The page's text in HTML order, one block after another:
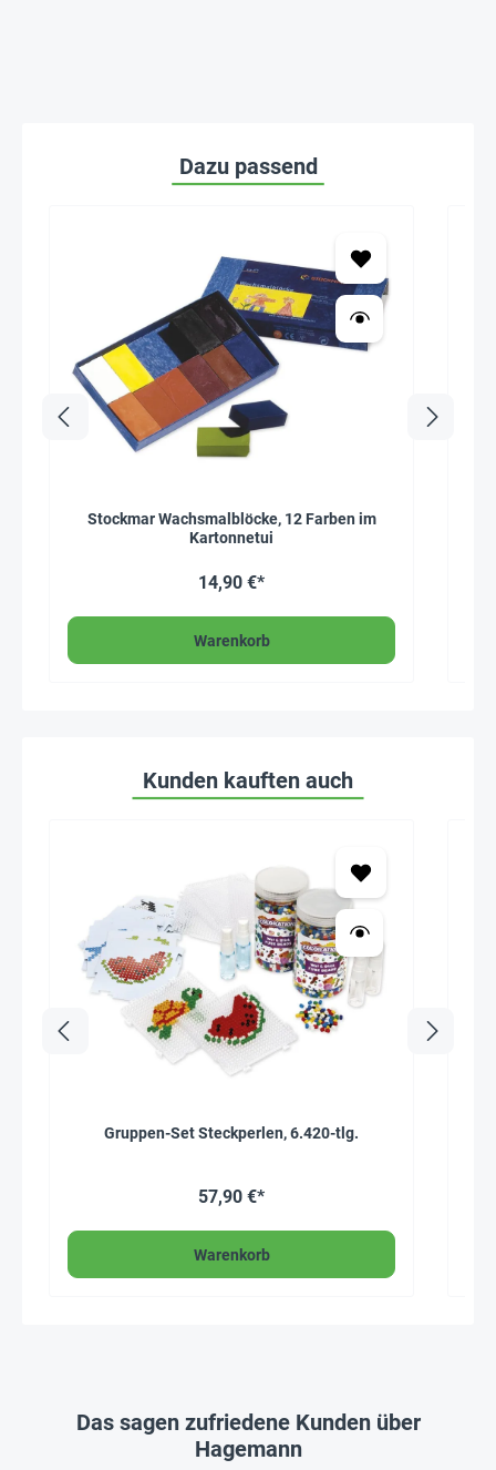
Dazu passend
Stockmar Wachsmalblöcke, 12 Farben im
Kartonnetui
14,90 €*
Warenkorb
Kunden kauften auch
Gruppen-Set Steckperlen, 6.420-tlg.
57,90 €*
Warenkorb
Das sagen zufriedene Kunden über
Hagemann